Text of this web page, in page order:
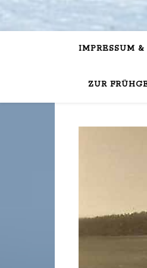
IMPRESSUM
ZUR